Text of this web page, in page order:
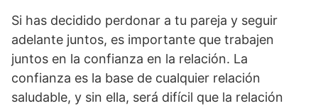
Si has decidido perdonar a tu pareja y seguir
adelante juntos, es importante que trabajen
juntos en la confianza en la relación. La
confianza es la base de cualquier relación
saludable, y sin ella, será difícil que la relación